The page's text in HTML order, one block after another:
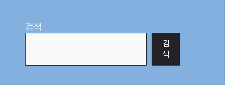
검색
검
색